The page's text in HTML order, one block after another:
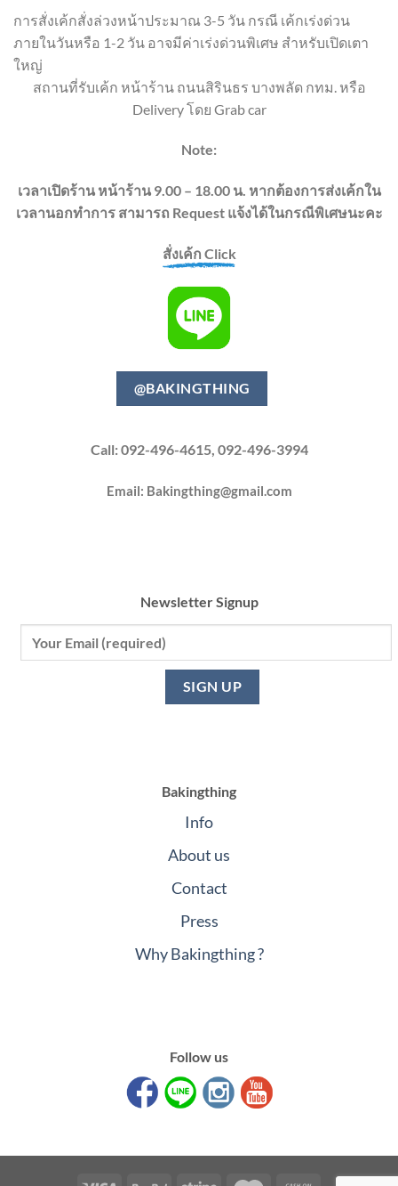
การสั่งเค้กสั่งล่วงหน้าประมาณ 3-5 วัน กรณี เค้กเร่งด่วน
ภายในวันหรือ 1-2 วัน อาจมีค่าเร่งด่วนพิเศษ สำหรับเปิดเตา
ใหญ่
สถานที่รับเค้ก หน้าร้าน ถนนสิรินธร บางพลัด กทม. หรือ
Delivery โดย Grab car
Note:
เวลาเปิดร้าน หน้าร้าน 9.00 – 18.00 น. หากต้องการส่งเค้กใน
เวลานอกทำการ สามารถ Request แจ้งได้ในกรณีพิเศษนะคะ
สั่งเค้ก Click
@BAKINGTHING
Call: 092-496-4615, 092-496-3994
Email: Bakingthing@gmail.com
Newsletter Signup
Bakingthing
Info
About us
Contact
Press
Why Bakingthing ?
Follow us